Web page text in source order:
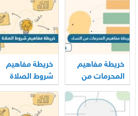
خريطة مفاهيم
المحرمات من
النساء
خريطة مفاهيم
شروط الصلاة